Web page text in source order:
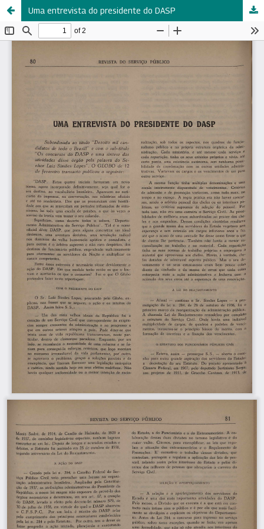
Uma entrevista do presidente do DASP